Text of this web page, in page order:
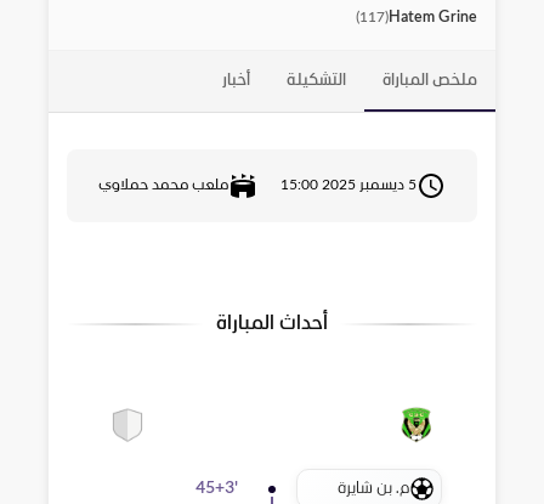
Hatem Grine
(
117
)
ملخص المباراة التشكيلة أخبار
5 ديسمبر 2025 15:00 ملعب محمد حملاوي
أحداث المباراة
م. بن شايرة 45+3'